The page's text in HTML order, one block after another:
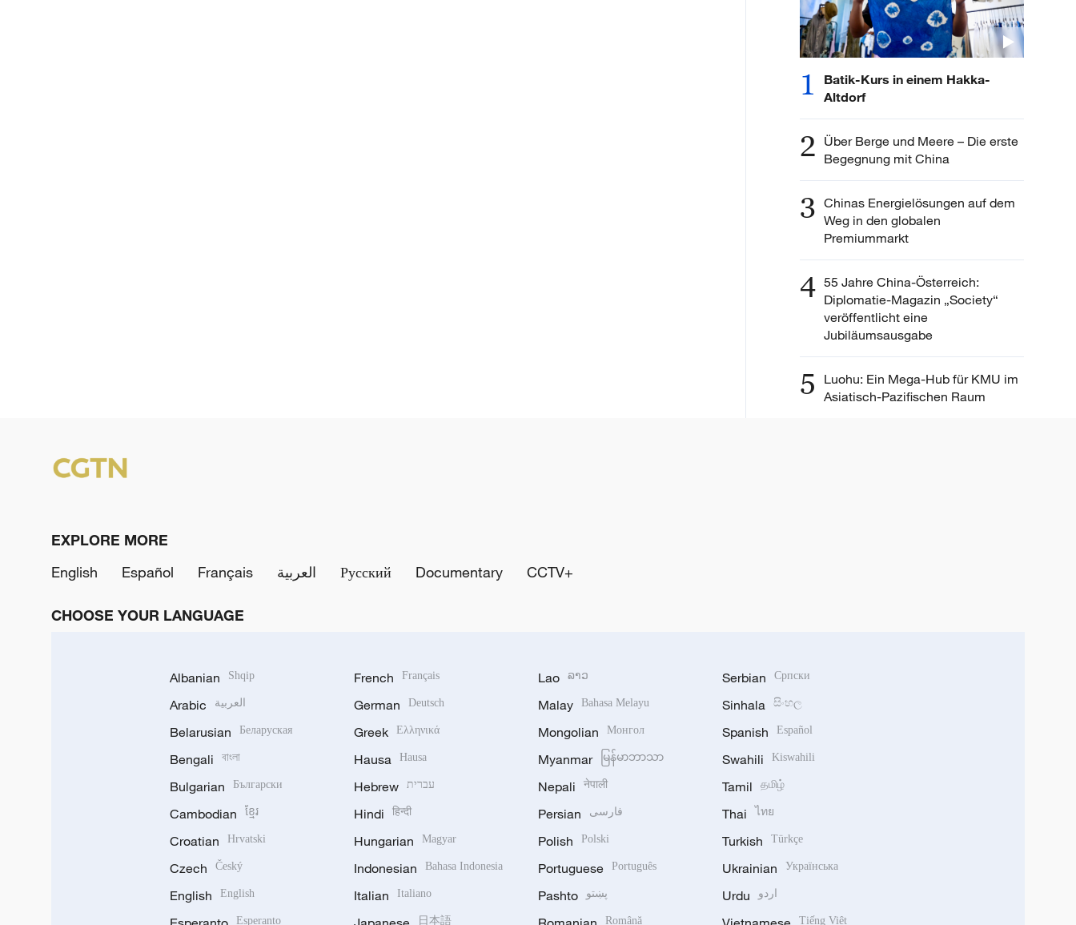
1
Batik-Kurs in einem Hakka-
Altdorf
2 Über Berge und Meere – Die erste
Begegnung mit China
3 Chinas Energielösungen auf dem
Weg in den globalen
Premiummarkt
4 55 Jahre China-Österreich:
Diplomatie-Magazin „Society“
veröffentlicht eine
Jubiläumsausgabe
5
Luohu: Ein Mega-Hub für KMU im
Asiatisch-Pazifischen Raum
EXPLORE MORE
English
Español Français العربية Русский Documentary CCTV+
CHOOSE YOUR LANGUAGE
Albanian Shqip
Arabic العربية
Belarusian Беларуская
Bengali বাংলা
Bulgarian Български
Cambodian ខ្មែរ
Croatian Hrvatski
Czech Český
English English
Esperanto
French Français
German Deutsch
Greek Ελληνικά
Hausa Hausa
Hebrew עברית
Hindi हिन्दी
Hungarian Magyar
Indonesian Bahasa Indonesia
Italian Italiano
日本語
Lao ລາວ
Malay Bahasa Melayu
Mongolian Монгол
Myanmar မြန်မာဘာသာ
Nepali नेपाली
Persian فارسی
Polish Polski
Portuguese Português
Pashto پښتو
Română
Serbian Српски
Sinhala සිංහල
Spanish Español
Swahili Kiswahili
Tamil தமிழ்
Thai ไทย
Turkish Türkçe
Ukrainian Українська
Urdu اردو
Tiếng Việt